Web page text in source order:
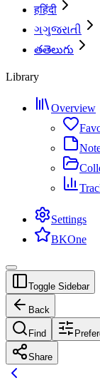
हहिंदी
ગગુજરાતી
తతెలుగు
Library
Overview
Settings
BKOne
Toggle Sidebar
Back
Find
Share